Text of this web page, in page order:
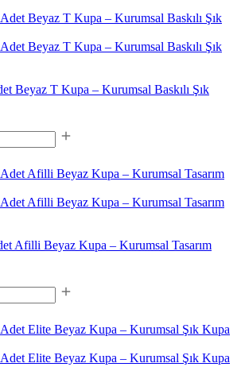
Beyaz T Kupa – Kurumsal Baskılı Şık
Afilli Beyaz Kupa – Kurumsal Tasarım